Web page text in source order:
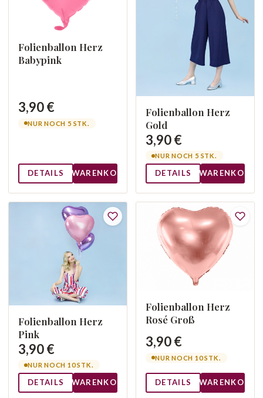
Folienballon Herz
Babypink
3,90 €
NUR NOCH 5 STK.
DETAILS WARENKORB
Folienballon Herz
Gold
3,90 €
NUR NOCH 5 STK.
DETAILS WARENKORB
Folienballon Herz
Pink
3,90 €
NUR NOCH 10 STK.
DETAILS WARENKORB
Folienballon Herz
Rosé Groß
3,90 €
NUR NOCH 10 STK.
DETAILS WARENKORB